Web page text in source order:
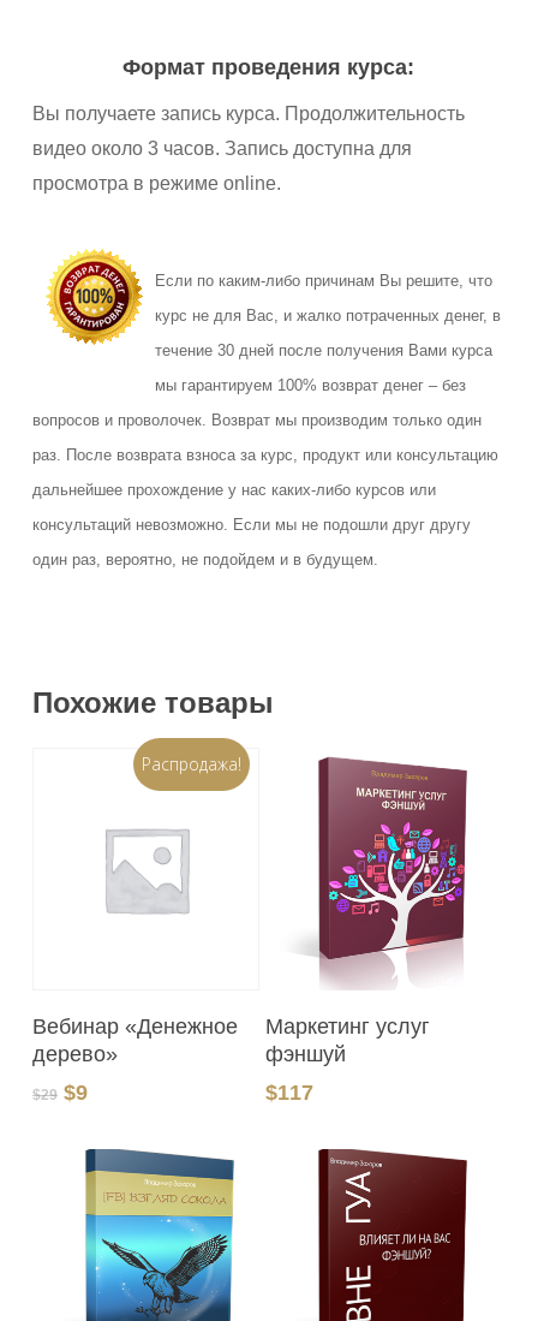
Формат проведения курса:
Вы получаете запись курса. Продолжительность
видео около 3 часов. Запись доступна для
просмотра в режиме online.
Если по каким-либо причинам Вы решите, что
курс не для Вас, и жалко потраченных денег, в
течение 30 дней после получения Вами курса
мы гарантируем 100% возврат денег – без
вопросов и проволочек. Возврат мы производим только один
раз. После возврата взноса за курс, продукт или консультацию
дальнейшее прохождение у нас каких-либо курсов или
консультаций невозможно. Если мы не подошли друг другу
один раз, вероятно, не подойдем и в будущем.
Похожие товары
Распродажа!
Вебинар «Денежное
дерево»
$29 Первоначальная
составляла
$29.
$9Текущая
$9.
Маркетинг услуг
фэншуй
$117